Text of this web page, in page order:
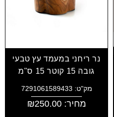
נר ריחני במעמד עץ טבעי
גובה 15 קוטר 15 ס"מ
מק"ט: 7291061589433
מחיר: ₪250.00